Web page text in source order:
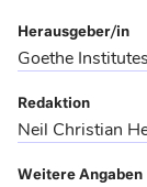
Herausgeber/in
Goethe
Redaktion
Neil Christian
Weitere Angaben